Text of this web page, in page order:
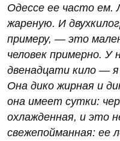
Одессе ее часто
жареную. И
примеру, — это
человек примерно. У
двенадцати кило —
Она дико жирная и
она имеет сутки:
охлажденная, и это
свежепойманная: